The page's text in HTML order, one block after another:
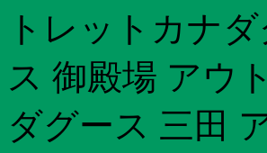
トレットカナ
ス 御殿場 アウ
ダグース 三田